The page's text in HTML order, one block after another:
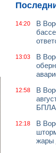
14:20
В
13:03
В
12:58
В
БПЛА
12:18
В
жары